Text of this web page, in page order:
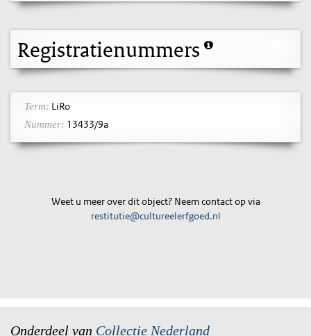
Registratienummers
Term: LiRo
Nummer: 13433/9a
Weet u meer over dit object? Neem contact op via
restitutie@cultureelerfgoed.nl
Onderdeel van Collectie Nederland